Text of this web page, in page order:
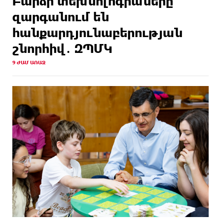
զարգանում են
հանքարդյունաբերության
շնորհիվ․ ԶՊՄԿ
9 ԺԱՄ ԱՌԱՋ